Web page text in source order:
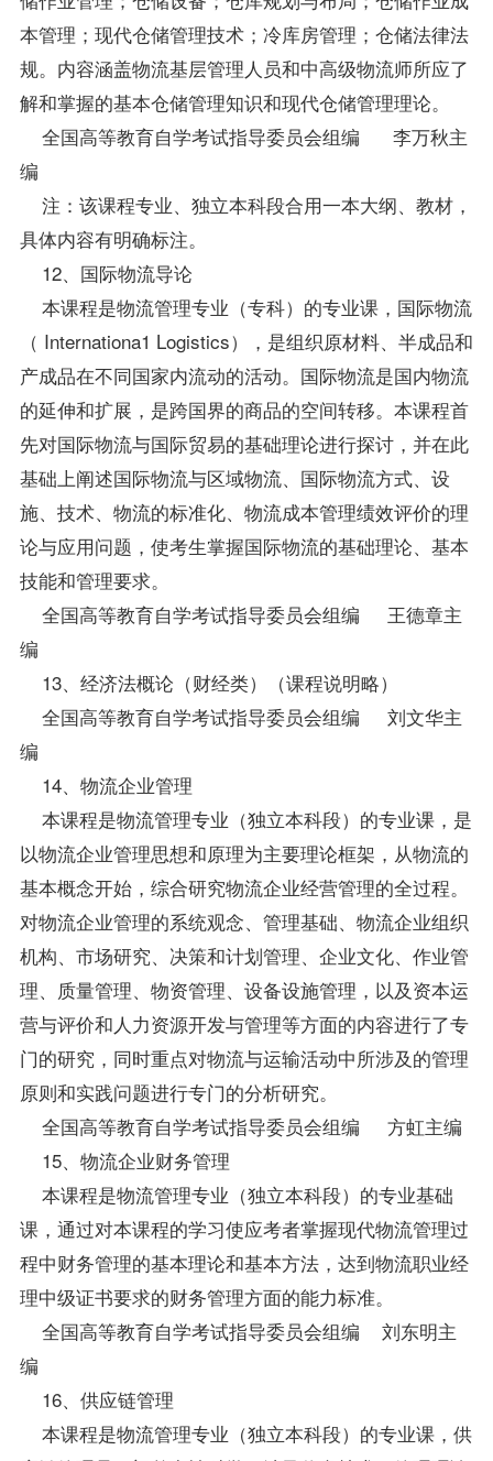
本管理；现代仓储管理技术；冷库房管理；仓储法律法
规。内容涵盖物流基层管理人员和中高级物流师所应了
解和掌握的基本仓储管理知识和现代仓储管理理论。
全国高等教育自学考试指导委员会组编 李万秋主
编
注：该课程专业、独立本科段合用一本大纲、教材，
具体内容有明确标注。
12、国际物流导论
本课程是物流管理专业（专科）的专业课，国际物流
（ Internationa1 Logistics），是组织原材料、半成品和
产成品在不同国家内流动的活动。国际物流是国内物流
的延伸和扩展，是跨国界的商品的空间转移。本课程首
先对国际物流与国际贸易的基础理论进行探讨，并在此
基础上阐述国际物流与区域物流、国际物流方式、设
施、技术、物流的标准化、物流成本管理绩效评价的理
论与应用问题，使考生掌握国际物流的基础理论、基本
技能和管理要求。
全国高等教育自学考试指导委员会组编 王德章主
编
13、 经济法概论 （财经类）（课程说明略）
全国高等教育自学考试指导委员会组编 刘文华主
编
14、物流企业管理
本课程是物流管理专业（独立本科段）的专业课，是
以物流企业管理思想和原理为主要理论框架，从物流的
基本概念开始，综合研究物流企业经营管理的全过程。
对物流企业管理的系统观念、管理基础、物流企业组织
机构、市场研究、决策和计划管理、企业文化、作业管
理、质量管理、物资管理、设备设施管理，以及资本运
营与评价和人力资源开发与管理等方面的内容进行了专
门的研究，同时重点对物流与运输活动中所涉及的管理
原则和实践问题进行专门的分析研究。
全国高等教育自学考试指导委员会组编 方虹主编
15、物流企业财务管理
本课程是物流管理专业（独立本科段）的专业基础
课，通过对本课程的学习使应考者掌握现代物流管理过
程中财务管理的基本理论和基本方法，达到物流职业经
理中级证书要求的财务管理方面的能力标准。
全国高等教育自学考试指导委员会组编 刘东明主
编
16、供应链管理
本课程是物流管理专业（独立本科段）的专业课，供